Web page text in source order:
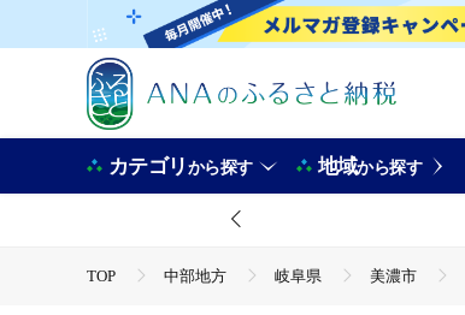
カテゴリから探す 地域から探す
TOP 中部地方 岐阜県 美濃市